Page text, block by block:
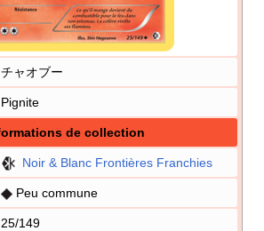
チャオブー
Pignite
de collection
Noir & Blanc Frontières Franchies
Peu commune
25/149